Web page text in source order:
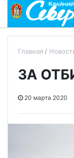
Главная
ЗА
20 марта 2020